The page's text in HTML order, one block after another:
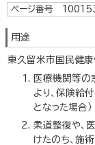
ページ番号
用途
東久留米市国民健康
医療機関等の
より、保険給
となった場合）
柔道整復や、
けたのち、施